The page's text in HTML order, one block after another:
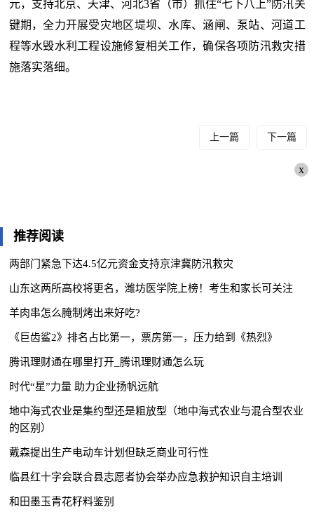
元，支持北京、天津、河北3省（市）抓住“七下八上”防汛关
键期，全力开展受灾地区堤坝、水库、涵闸、泵站、河道工
程等水毁水利工程设施修复相关工作，确保各项防汛救灾措
施落实落细。
上一篇 下一篇
x
推荐阅读
两部门紧急下达4.5亿元资金支持京津冀防汛救灾
山东这两所高校将更名，潍坊医学院上榜！考生和家长可关注
羊肉串怎么腌制烤出来好吃?
《巨齿鲨2》排名占比第一，票房第一，压力给到《热烈》
腾讯理财通在哪里打开_腾讯理财通怎么玩
时代“星”力量 助力企业扬帆远航
地中海式农业是集约型还是粗放型（地中海式农业与混合型农业
的区别）
戴森提出生产电动车计划但缺乏商业可行性
临县红十字会联合县志愿者协会举办应急救护知识自主培训
和田墨玉青花籽料鉴别